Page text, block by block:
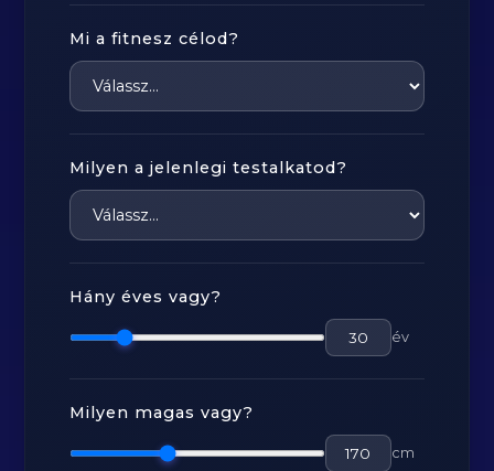
Mi a fitnesz célod?
Milyen a jelenlegi testalkatod?
Hány éves vagy?
év
Milyen magas vagy?
cm